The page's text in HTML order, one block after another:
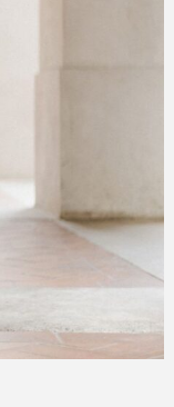
巡礼のコツ
版『ハリー・ポッター 』